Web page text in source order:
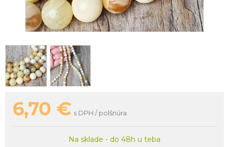
6,70 € s DPH / polšnúra
Na sklade - do 48h u teba